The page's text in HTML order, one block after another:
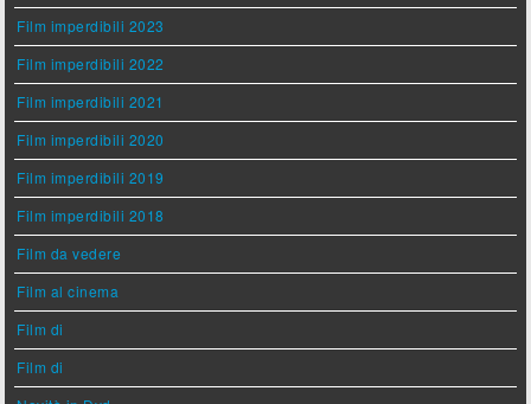
Film imperdibili 2023
Film imperdibili 2022
Film imperdibili 2021
Film imperdibili 2020
Film imperdibili 2019
Film imperdibili 2018
Film da vedere
Film al cinema
Film di
Film di